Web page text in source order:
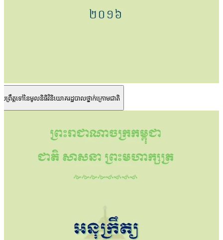
រព្រឹត្តទៅនៃមូលនិធិវិនិយោគរដ្ឋបាលថ្នាក់ក្រោមជាតិ